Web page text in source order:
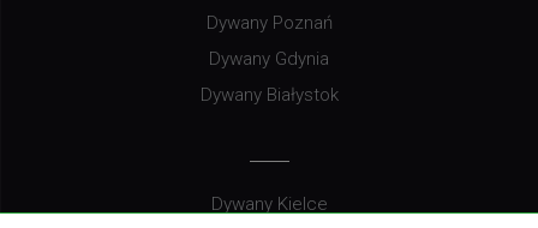
Dywany Poznań
Dywany Gdynia
Dywany Białystok
Dywany Kielce